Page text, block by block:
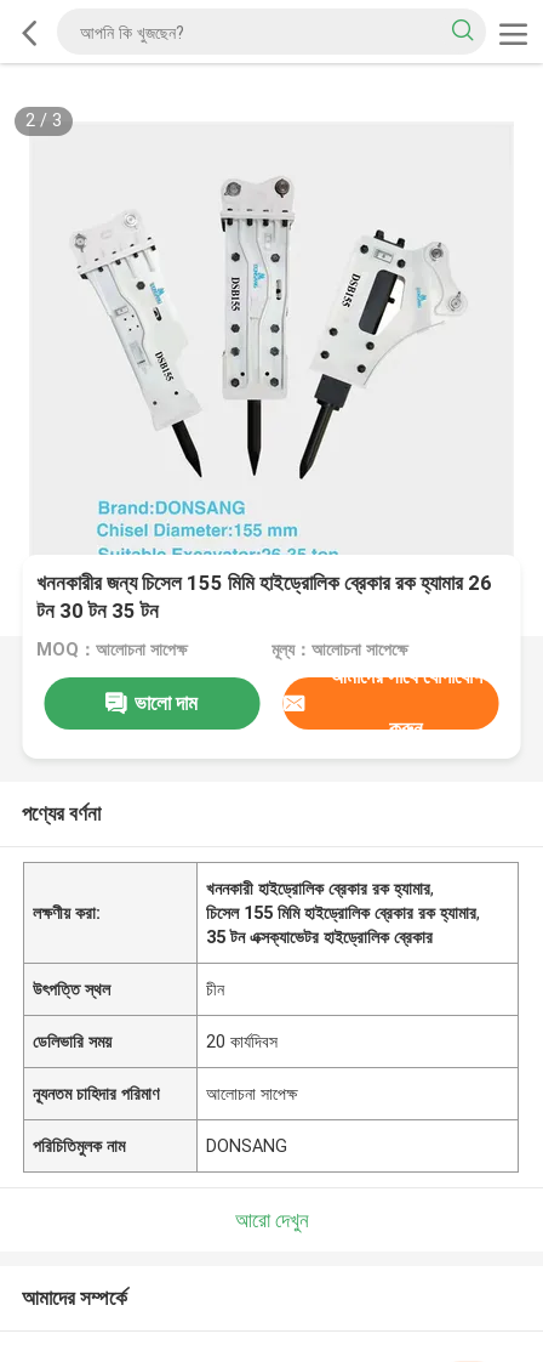
2/ 3
খননকারীর জন্য চিসেল 155 মিমি হাইড্রোলিক ব্রেকার রক হ্যামার 26
টন 30 টন 35 টন
MOQ：আলোচনা সাপেক্ষ মূল্য：আলোচনা সাপেক্ষে
ভালো দাম
আমাদের সাথে যোগাযোগ
করুন
পণ্যের বর্ণনা
লক্ষণীয় করা:
খননকারী হাইড্রোলিক ব্রেকার রক হ্যামার,
চিসেল 155 মিমি হাইড্রোলিক ব্রেকার রক হ্যামার,
35 টন এক্সক্যাভেটর হাইড্রোলিক ব্রেকার
উৎপত্তি স্থল চীন
ডেলিভারি সময় 20 কার্যদিবস
ন্যূনতম চাহিদার পরিমাণ আলোচনা সাপেক্ষ
পরিচিতিমুলক নাম DONSANG
আরো দেখুন
আমাদের সম্পর্কে